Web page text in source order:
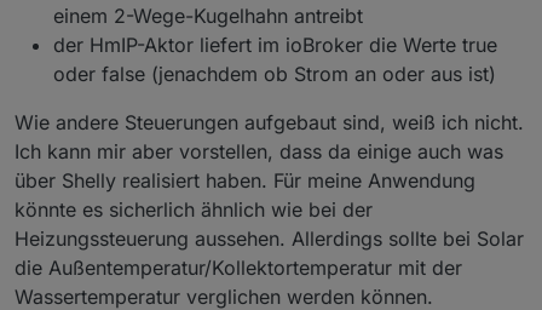
einem 2-Wege-Kugelhahn antreibt
der HmIP-Aktor liefert im ioBroker die Werte true
oder false (jenachdem ob Strom an oder aus ist)
Wie andere Steuerungen aufgebaut sind, weiß ich nicht.
Ich kann mir aber vorstellen, dass da einige auch was
über Shelly realisiert haben. Für meine Anwendung
könnte es sicherlich ähnlich wie bei der
Heizungssteuerung aussehen. Allerdings sollte bei Solar
die Außentemperatur/Kollektortemperatur mit der
Wassertemperatur verglichen werden können.